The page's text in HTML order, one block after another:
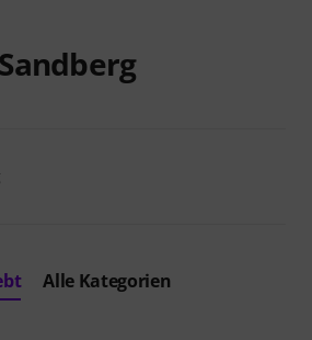
Sandberg
Alle Kategorien